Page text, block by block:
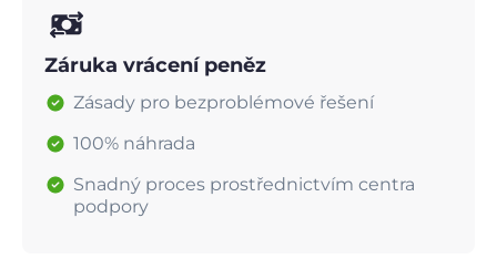
Záruka vrácení peněz
Zásady pro bezproblémové řešení
100% náhrada
Snadný proces prostřednictvím centra
podpory